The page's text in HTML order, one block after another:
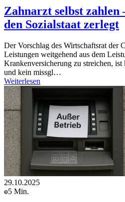
Zahnarzt selbst zahlen
den Sozialstaat zerlegt
Der Vorschlag des Wirtschaftsrat der
Leistungen weitgehend aus dem
Krankenversicherung zu streichen,
und kein missgl…
Weiterlesen
29.10.2025
5 Min.